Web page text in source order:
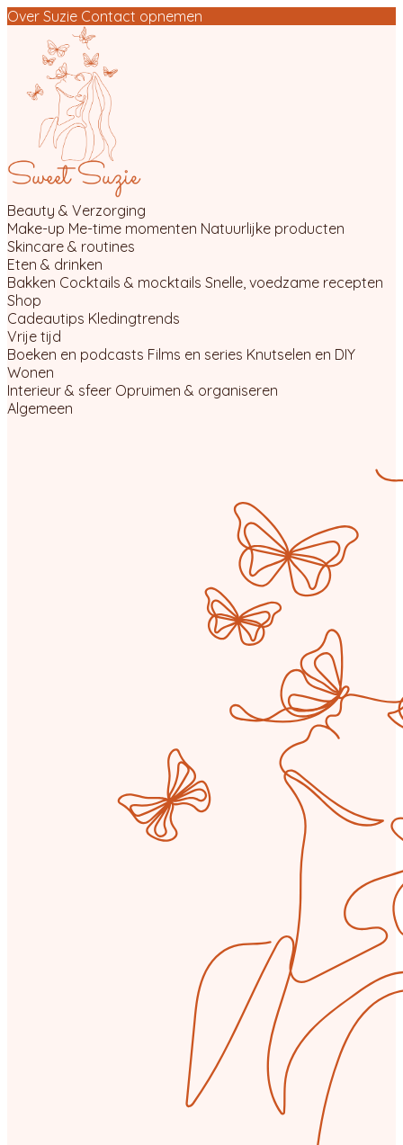
Over Suzie Contact opnemen
Beauty & Verzorging
Make-up Me-time momenten Natuurlijke producten
Skincare & routines
Eten & drinken
Bakken Cocktails & mocktails Snelle, voedzame recepten
Shop
Cadeautips Kledingtrends
Vrije tijd
Boeken en podcasts Films en series Knutselen en DIY
Wonen
Interieur & sfeer Opruimen & organiseren
Algemeen